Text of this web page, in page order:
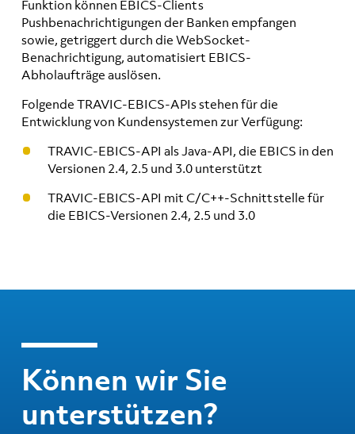
Funktion können EBICS-Clients
Pushbenachrichtigungen der Banken empfangen
sowie, getriggert durch die WebSocket-
Benachrichtigung, automatisiert EBICS-
Abholaufträge auslösen.
Folgende TRAVIC-EBICS-APIs stehen für die
Entwicklung von Kundensystemen zur Verfügung:
TRAVIC-EBICS-API als Java-API, die EBICS in den
Versionen 2.4, 2.5 und 3.0 unterstützt
TRAVIC-EBICS-API mit C/C++-Schnittstelle für
die EBICS-Versionen 2.4, 2.5 und 3.0
Können wir Sie
unterstützen?